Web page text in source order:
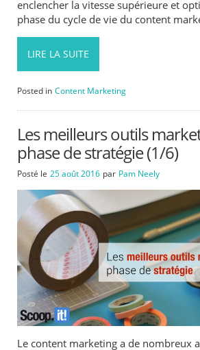
enclencher la vitesse supérieure et
phase du cycle de vie du content
LIRE LA SUITE
Posted in Content Marketing
Les meilleurs outils
phase de stratégie (1/6)
Posté le 25 août 2016 par Pam Neely
Le content marketing a de nombreux